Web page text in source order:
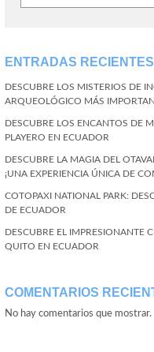
ENTRADAS RECIENTES
DESCUBRE LOS MISTERIOS DE
ARQUEOLÓGICO MÁS
DESCUBRE LOS ENCANTOS DE
PLAYERO EN ECUADOR
DESCUBRE LA MAGIA DEL
¡UNA EXPERIENCIA ÚNICA DE
COTOPAXI NATIONAL PARK:
DE ECUADOR
DESCUBRE EL IMPRESIONANTE
QUITO EN ECUADOR
COMENTARIOS
No hay comentarios que mostrar.